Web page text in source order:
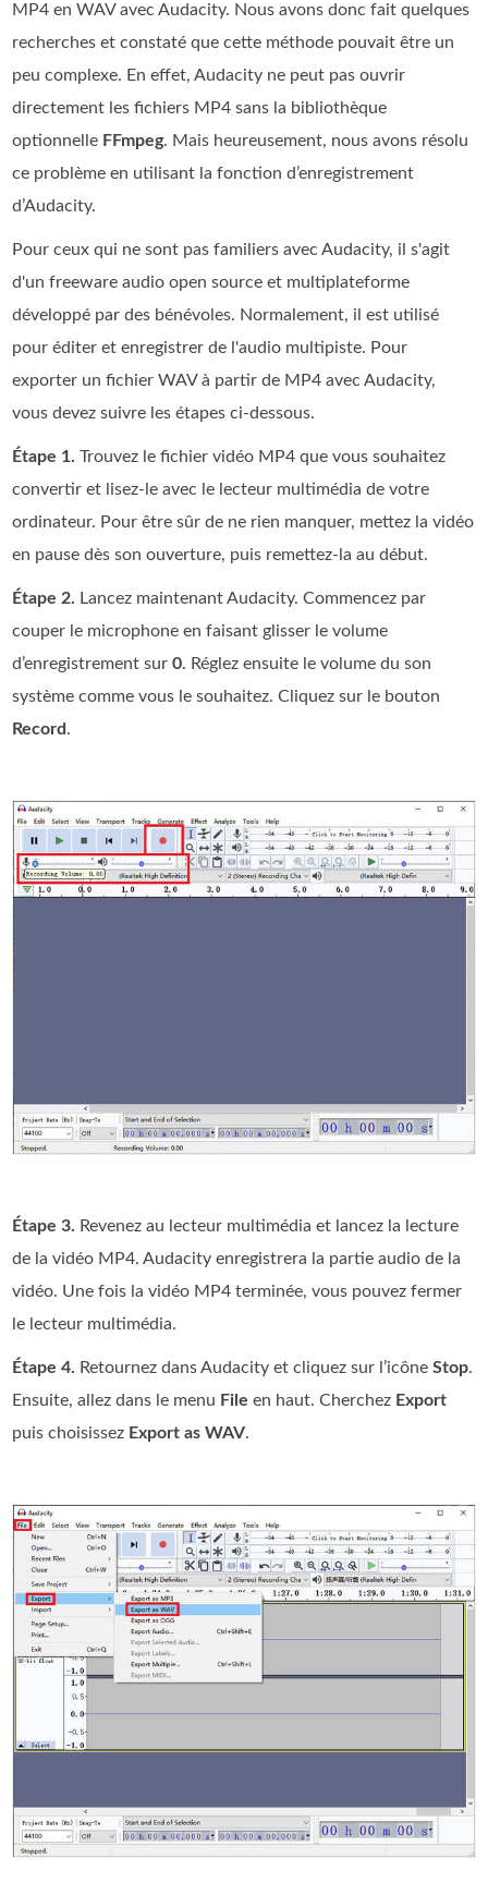
MP4 en WAV avec Audacity. Nous avons donc fait quelques
recherches et constaté que cette méthode pouvait être un
peu complexe. En effet, Audacity ne peut pas ouvrir
directement les fichiers MP4 sans la bibliothèque
optionnelle FFmpeg. Mais heureusement, nous avons résolu
ce problème en utilisant la fonction d’enregistrement
d’Audacity.
Pour ceux qui ne sont pas familiers avec Audacity, il s'agit
d'un freeware audio open source et multiplateforme
développé par des bénévoles. Normalement, il est utilisé
pour éditer et enregistrer de l'audio multipiste. Pour
exporter un fichier WAV à partir de MP4 avec Audacity,
vous devez suivre les étapes ci-dessous.
Étape 1. Trouvez le fichier vidéo MP4 que vous souhaitez
convertir et lisez-le avec le lecteur multimédia de votre
ordinateur. Pour être sûr de ne rien manquer, mettez la vidéo
en pause dès son ouverture, puis remettez-la au début.
Étape 2. Lancez maintenant Audacity. Commencez par
couper le microphone en faisant glisser le volume
d’enregistrement sur0. Réglez ensuite le volume du son
système comme vous le souhaitez. Cliquez sur le bouton
Record.
Étape 3. Revenez au lecteur multimédia et lancez la lecture
de la vidéo MP4. Audacity enregistrera la partie audio de la
vidéo. Une fois la vidéo MP4 terminée, vous pouvez fermer
le lecteur multimédia.
Étape 4. Retournez dans Audacity et cliquez sur l’icôneStop.
Ensuite, allez dans le menu File en haut. Cherchez Export
puis choisissez Export as WAV.